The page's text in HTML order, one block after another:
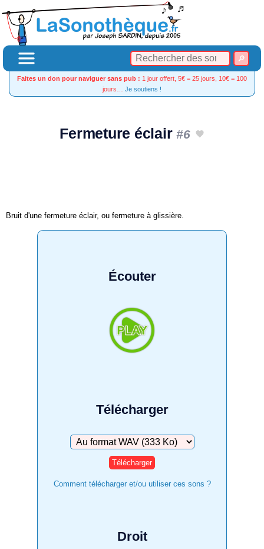
Faites un don pour naviguer sans pub : 1 jour offert, 5€ = 25 jours, 10€ = 100
jours… Je soutiens !
Fermeture éclair#6
Bruit d'une fermeture éclair, ou fermeture à glissière.
Écouter
Télécharger
Télécharger
Comment télécharger et/ou utiliser ces sons ?
Droit